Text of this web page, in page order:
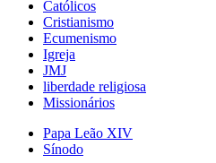
Católicos
Cristianismo
Ecumenismo
Igreja
JMJ
liberdade religiosa
Missionários
Papa Leão XIV
Sínodo